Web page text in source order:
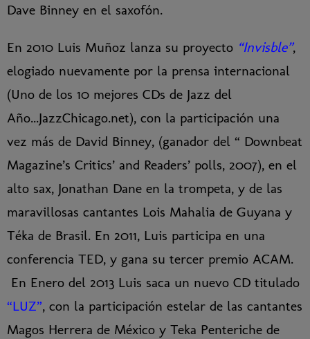
Dave Binney en el saxofón.
En 2010 Luis Muñoz lanza su proyecto “Invisble”,
elogiado nuevamente por la prensa internacional
(Uno de los 10 mejores CDs de Jazz del
Año...JazzChicago.net), con la participación una
vez más de David Binney, (ganador del “ Downbeat
Magazine’s Critics’ and Readers’ polls, 2007), en el
alto sax, Jonathan Dane en la trompeta, y de las
maravillosas cantantes Lois Mahalia de Guyana y
Téka de Brasil. En 2011, Luis participa en una
conferencia TED, y gana su tercer premio ACAM.
En Enero del 2013 Luis saca un nuevo CD titulado
“LUZ”, con la participación estelar de las cantantes
Magos Herrera de México y Teka Penteriche de